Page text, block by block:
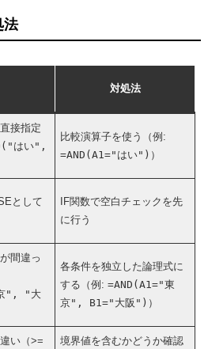
法
対処法
接指定
はい",
比較演算子を使う（例:
=AND(A1="はい") ）
として
IF関数で空白チェックを先
に行う
間違っ
", "大
各条件を独立した論理式に
する（例:=AND(A1="東
京", B1="大阪") ）
い（>=
境界値を含むかどうか確認